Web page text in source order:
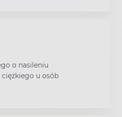
o nasileniu
u osób